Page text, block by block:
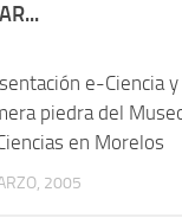
e-Ciencia y
piedra del
en Morelos
2005